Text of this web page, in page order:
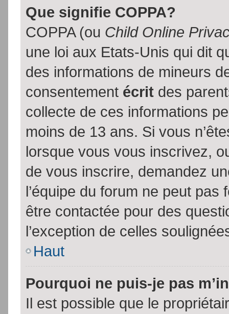
Que signifie COPPA?
COPPA (ou Child Online
une loi aux Etats-Unis qui dit
des informations de mineurs
consentement écrit des
collecte de ces informations
moins de 13 ans. Si vous
lorsque vous vous inscrivez,
de vous inscrire, demandez
l’équipe du forum ne peut
être contactée pour des
l’exception de celles
Haut
Pourquoi ne puis-je pas
Il est possible que le